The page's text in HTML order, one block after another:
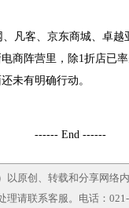
客、京东商城、卓越
商阵营里，除1折店已
未有明确行动。
------ End ------
以原创、转载和分享网络
请联系客服。电话：